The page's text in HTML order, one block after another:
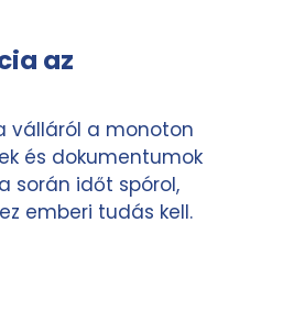
az
válláról a monoton
és dokumentumok
során időt spórol,
emberi tudás kell.